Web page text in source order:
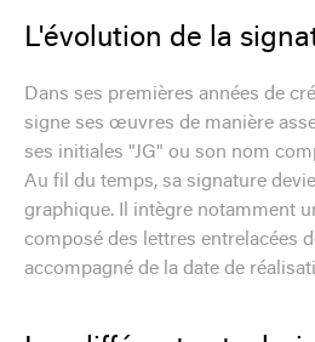
L'évolution de la
Dans ses premières années de
signe ses œuvres de manière
ses initiales "JG" ou son nom
Au fil du temps, sa signature
graphique. Il intègre notamment
composé des lettres entrelacées
accompagné de la date de